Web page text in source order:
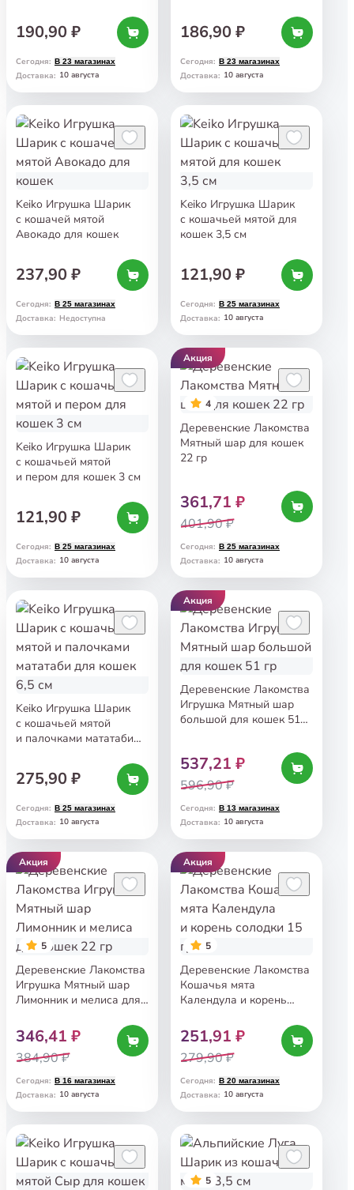
190,90 ₽
Сегодня: В 23 магазинах
Доставка: 10 августа
186,90 ₽
Сегодня: В 23 магазинах
Доставка: 10 августа
Keiko Игрушка Шарик
с кошачей мятой
Авокадо для кошек
237,90 ₽
Сегодня: В 25 магазинах
Доставка: Недоступна
Keiko Игрушка Шарик
с кошачьей мятой для
кошек 3,5 см
121,90 ₽
Сегодня: В 25 магазинах
Доставка: 10 августа
Keiko Игрушка Шарик
с кошачьей мятой
и пером для кошек 3 см
121,90 ₽
Сегодня: В 25 магазинах
Доставка: 10 августа
Акция
4
Деревенские Лакомства
Мятный шар для кошек
22 гр
361,71 ₽
401,90 ₽
Сегодня: В 25 магазинах
Доставка: 10 августа
Keiko Игрушка Шарик
с кошачьей мятой
и палочками мататаби
275,90 ₽
Сегодня: В 25 магазинах
Доставка: 10 августа
Акция
Деревенские Лакомства
Игрушка Мятный шар
большой для кошек 51
537,21 ₽
596,90 ₽
Сегодня: В 13 магазинах
Доставка: 10 августа
Акция
5
Деревенские Лакомства
Игрушка Мятный шар
Лимонник и мелиса для
346,41 ₽
384,90 ₽
Сегодня: В 16 магазинах
Доставка: 10 августа
Акция
5
Деревенские Лакомства
Кошачья мята
Календула и корень
251,91 ₽
279,90 ₽
Сегодня: В 20 магазинах
Доставка: 10 августа
5